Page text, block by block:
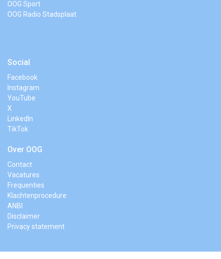
OOG Sport
OOG Radio Stadsplaat
Social
Facebook
Instagram
YouTube
X
LinkedIn
TikTok
Over OOG
Contact
Vacatures
Frequenties
Klachtenprocedure
ANBI
Disclaimer
Privacy statement